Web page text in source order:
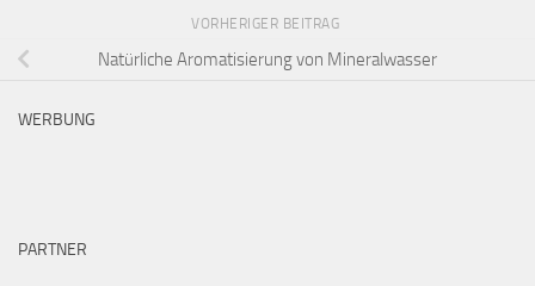
VORHERIGER BEITRAG
Natürliche Aromatisierung von Mineralwasser
WERBUNG
PARTNER